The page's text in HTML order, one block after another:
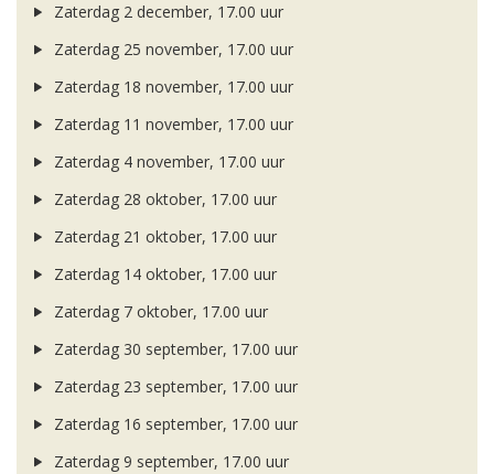
Zaterdag 2 december, 17.00 uur
Zaterdag 25 november, 17.00 uur
Zaterdag 18 november, 17.00 uur
Zaterdag 11 november, 17.00 uur
Zaterdag 4 november, 17.00 uur
Zaterdag 28 oktober, 17.00 uur
Zaterdag 21 oktober, 17.00 uur
Zaterdag 14 oktober, 17.00 uur
Zaterdag 7 oktober, 17.00 uur
Zaterdag 30 september, 17.00 uur
Zaterdag 23 september, 17.00 uur
Zaterdag 16 september, 17.00 uur
Zaterdag 9 september, 17.00 uur